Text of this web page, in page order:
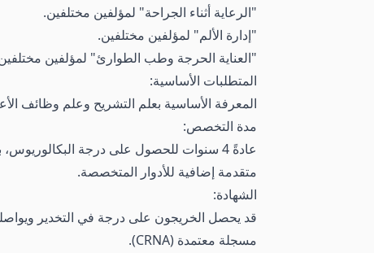
"الرعاية أثناء الجراحة" لمؤلفين مختلفين.
"إدارة الألم" لمؤلفين مختلفين.
"العناية الحرجة وطب الطوارئ" لمؤلفين
المتطلبات الأساسية:
المعرفة الأساسية بعلم التشريح وعلم وظائف
مدة التخصص:
عادةً 4 سنوات للحصول على درجة
متقدمة إضافية للأدوار المتخصصة.
الشهادة:
مسجلة معتمدة (CRNA).